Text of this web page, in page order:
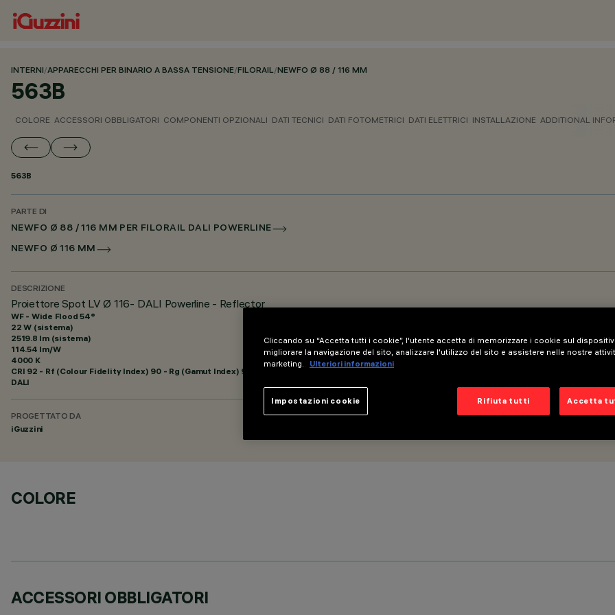
INTERNI/APPARECCHI PER BINARIO A BASSA TENSIONE/FILORAIL/NEWFO Ø 88 / 116 MM
563B
COLORE ACCESSORI OBBLIGATORI COMPONENTI OPZIONALI DATI TECNICI DATI FOTOMETRICI DATI ELETTRICI INSTALLAZIONE ADDITIONAL
563B
PARTE DI
NEWFO Ø 88 / 116 MM PER FILORAIL DALI POWERLINE
NEWFO Ø 116 MM
DESCRIZIONE
Proiettore Spot LV Ø 116- DALI Powerline - Reflector
WF - Wide Flood 54°
22 W (sistema)
2519.8 lm (sistema)
114.54 lm/W
4000 K
CRI 92 - Rf (Colour Fidelity Index) 90 - Rg (Gamut Index) 98
DALI
PROGETTATO DA
iGuzzini
COLORE
ACCESSORI OBBLIGATORI
Cliccando su “Accetta tutti i cookie”, l'utente accetta di memorizzare i cookie sul
migliorare la navigazione del sito, analizzare l'utilizzo del sito e assistere nelle nostre
marketing.
Ulteriori informazioni
Rifiuta tutti Accetta
Impostazioni cookie